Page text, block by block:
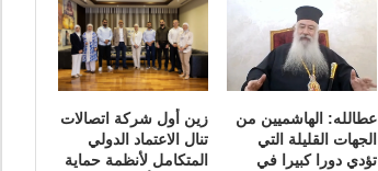
عطالله: الهاشميين من
الجهات القليلة التي
تؤدي دورا كبيرا في
زين أول شركة اتصالات
تنال الاعتماد الدولي
المتكامل لأنظمة حماية